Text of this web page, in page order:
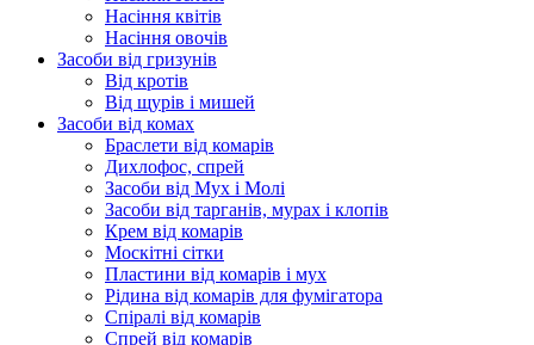
Насіння квітів
Насіння овочів
Засоби від гризунів
Від кротів
Від щурів і мишей
Засоби від комах
Браслети від комарів
Дихлофос, спрей
Засоби від Мух і Молі
Засоби від тарганів, мурах і клопів
Крем від комарів
Москітні сітки
Пластини від комарів і мух
Рідина від комарів для фумігатора
Спіралі від комарів
Спрей від комарів